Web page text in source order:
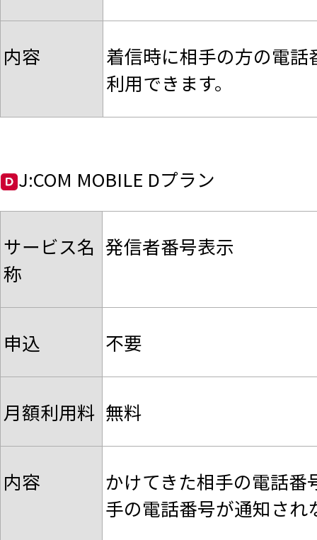
内容
着信時に相手の方の電
利用できます。
J:COM MOBILE Dプラン
サービス名
称
発信者番号表示
申込 不要
月額利用料 無料
内容
かけてきた相手の電話番
手の電話番号が通知され